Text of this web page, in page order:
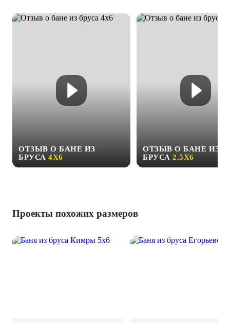
ОТЗЫВ О БАНЕ ИЗ
БРУСА 4Х6
ОТЗЫВ О БАНЕ ИЗ
БРУСА 2.5Х6
Проекты похожих размеров